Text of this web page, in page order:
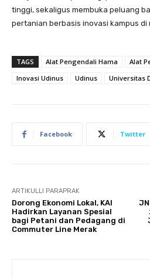
tinggi, sekaligus membuka peluang
pertanian berbasis inovasi kampus di
TAGS Alat Pengendali Hama
Alat
Inovasi Udinus
Udinus Universitas
Facebook Twitter
ARTIKULLI PARAPRAK
Dorong Ekonomi Lokal, KAI
Hadirkan Layanan Spesial
bagi Petani dan Pedagang di
Commuter Line Merak